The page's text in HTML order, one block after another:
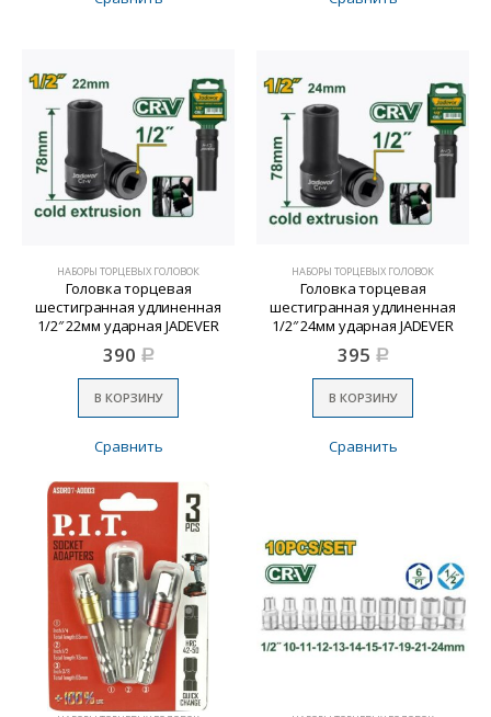
НАБОРЫ ТОРЦЕВЫХ ГОЛОВОК
Головка торцевая
шестигранная удлиненная
1/2″ 22мм ударная JADEVER
JDMS3222
390 Р
В КОРЗИНУ
Сравнить
НАБОРЫ ТОРЦЕВЫХ ГОЛОВОК
Головка торцевая
шестигранная удлиненная
1/2″ 24мм ударная JADEVER
JDMS3224
395 Р
В КОРЗИНУ
Сравнить